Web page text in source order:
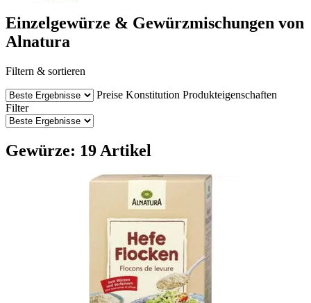
Einzelgewürze & Gewürzmischungen von
Alnatura
Filtern & sortieren
Preise Konstitution Produkteigenschaften
Filter
Gewürze: 19 Artikel